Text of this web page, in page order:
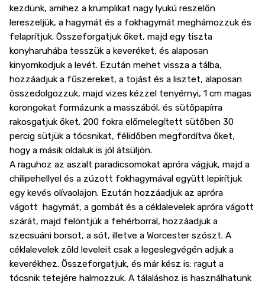
kezdünk, amihez a krumplikat nagy lyukú reszelőn
lereszeljük, a hagymát és a fokhagymát meghámozzuk és
felaprítjuk. Összeforgatjuk őket, majd egy tiszta
konyharuhába tesszük a keveréket, és alaposan
kinyomkodjuk a levét. Ezután mehet vissza a tálba,
hozzáadjuk a fűszereket, a tojást és a lisztet, alaposan
összedolgozzuk, majd vizes kézzel tenyérnyi, 1 cm magas
korongokat formázunk a masszából, és sütőpapírra
rakosgatjuk őket. 200 fokra előmelegített sütőben 30
percig sütjük a tócsnikat, félidőben megfordítva őket,
hogy a másik oldaluk is jól átsüljön.
A raguhoz az aszalt paradicsomokat apróra vágjuk, majd a
chilipehellyel és a zúzott fokhagymával együtt lepirítjuk
egy kevés olívaolajon. Ezután hozzáadjuk az apróra
vágott hagymát, a gombát és a céklalevelek apróra vágott
szárát, majd felöntjük a fehérborral, hozzáadjuk a
szecsuáni borsot, a sót, illetve a Worcester szószt. A
céklalevelek zöld leveleit csak a legeslegvégén adjuk a
keverékhez. Összeforgatjuk, és már kész is: ragut a
tócsnik tetejére halmozzuk. A tálaláshoz is használhatunk